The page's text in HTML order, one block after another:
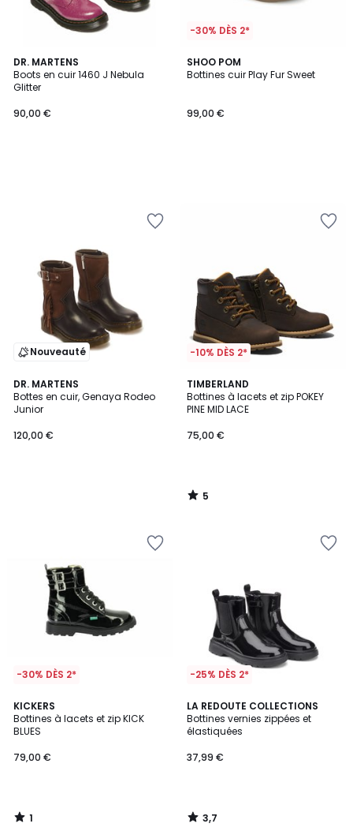
DR. MARTENS
Boots en cuir 1460 J Nebula
Glitter
90,00 €
-30% DÈS 2*
SHOO POM
Bottines cuir Play Fur Sweet
99,00 €
Nouveauté
DR. MARTENS
Bottes en cuir, Genaya Rodeo
Junior
120,00 €
-10% DÈS 2*
TIMBERLAND
Bottines à lacets et zip POKEY
PINE MID LACE
75,00 €
5
/
5
5
/
-30% DÈS 2*
KICKERS
Bottines à lacets et zip KICK
BLUES
79,00 €
1
/
5
1
/
-25% DÈS 2*
LA REDOUTE COLLECTIONS
Bottines vernies zippées et
élastiquées
37,99 €
3,7
/ 5
3,7
/